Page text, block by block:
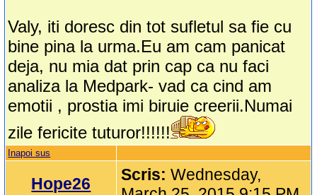
Valy, iti doresc din tot sufletul sa fie cu
bine pina la urma.Eu am cam panicat
deja, nu mia dat prin cap ca nu faci
analiza la Medpark- vad ca cind am
emotii , prostia imi biruie creerii.Numai
zile fericite tuturor!!!!!!
Inapoi sus
Hope26 Scris:Wednesday,